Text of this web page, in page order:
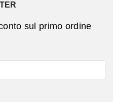
sul primo ordine